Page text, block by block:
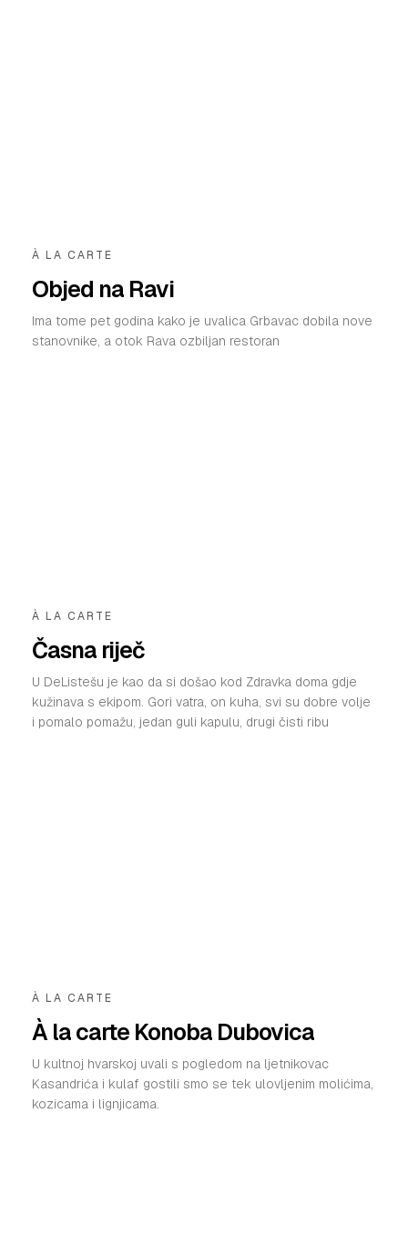
À LA CARTE
Objed na Ravi
Ima tome pet godina kako je uvalica Grbavac dobila nove
stanovnike, a otok Rava ozbiljan restoran
À LA CARTE
Časna riječ
U DeListešu je kao da si došao kod Zdravka doma gdje
kužinava s ekipom. Gori vatra, on kuha, svi su dobre volje
i pomalo pomažu, jedan guli kapulu, drugi čisti ribu
À LA CARTE
À la carte Konoba Dubovica
U kultnoj hvarskoj uvali s pogledom na ljetnikovac
Kasandrića i kulaf gostili smo se tek ulovljenim molićima,
kozicama i lignjicama.